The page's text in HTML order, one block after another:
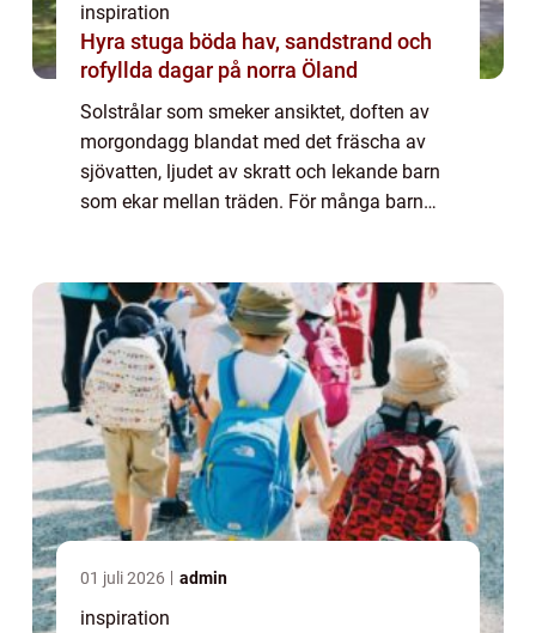
inspiration
Hyra stuga böda hav, sandstrand och
rofyllda dagar på norra Öland
Solstrålar som smeker ansiktet, doften av
morgondagg blandat med det fräscha av
sjövatten, ljudet av skratt och lekande barn
som ekar mellan träden. För många barn
01 juli 2026 admin
inspiration